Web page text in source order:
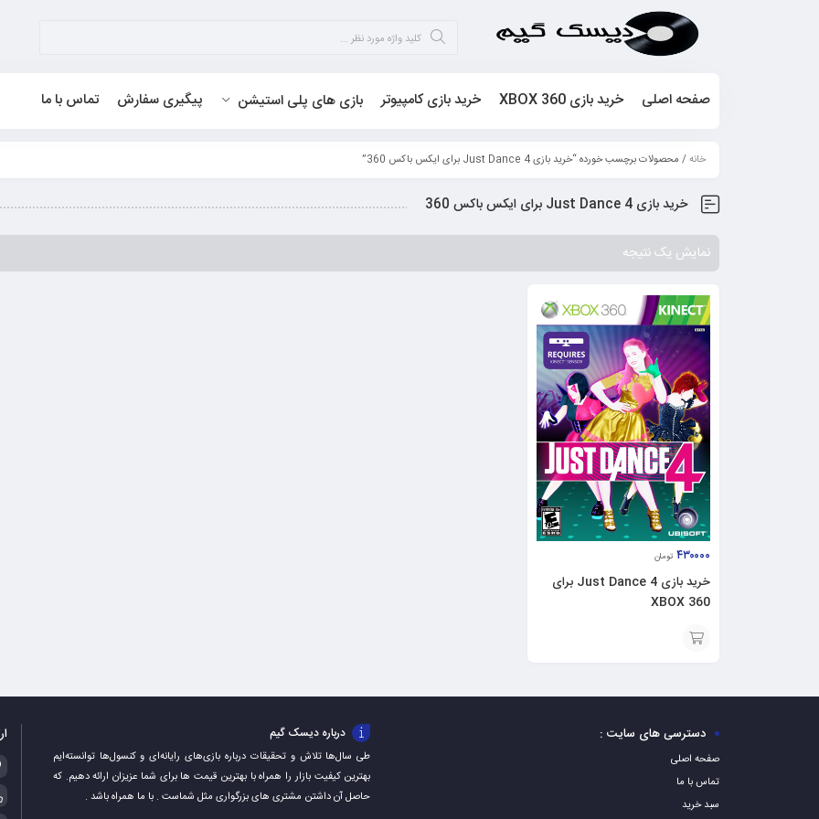
صفحه اصلی خرید بازی XBOX 360 خرید بازی کامپیوتر بازی های پلی استیشن پیگیری سفارش تماس با ما
خانه/ محصولات برچسب خورده “خرید بازی Just Dance 4 برای ایکس باکس 360”
خرید بازی Just Dance 4 برای ایکس باکس 360
نمایش یک نتیجه
۴۳۰۰۰۰ تومان
خرید بازی Just Dance 4 برای
XBOX 360
به
دسترسی های سایت :
صفحه اصلی
تماس با ما
سبد خرید
درباره دیسک گیم
طی سال‌ها تلاش و تحقیقات درباره بازی‌های رایانه‌ای و کنسول‌ها توانسته‌ایم
بهترین کیفیت بازار را همراه با بهترین قیمت ها برای شما عزیزان ارائه دهیم. که
حاصل آن داشتن مشتری های بزرگواری مثل شماست . با ما همراه باشد .